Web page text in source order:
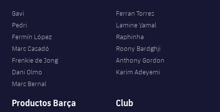
Gavi
Pedri
Fermín López
Marc Casadó
Frenkie de Jong
Dani Olmo
Marc Bernal
Ferran Torres
Lamine Yamal
Raphinha
Roony Bardghji
Anthony Gordon
Karim Adeyemi
Productos Barça Club